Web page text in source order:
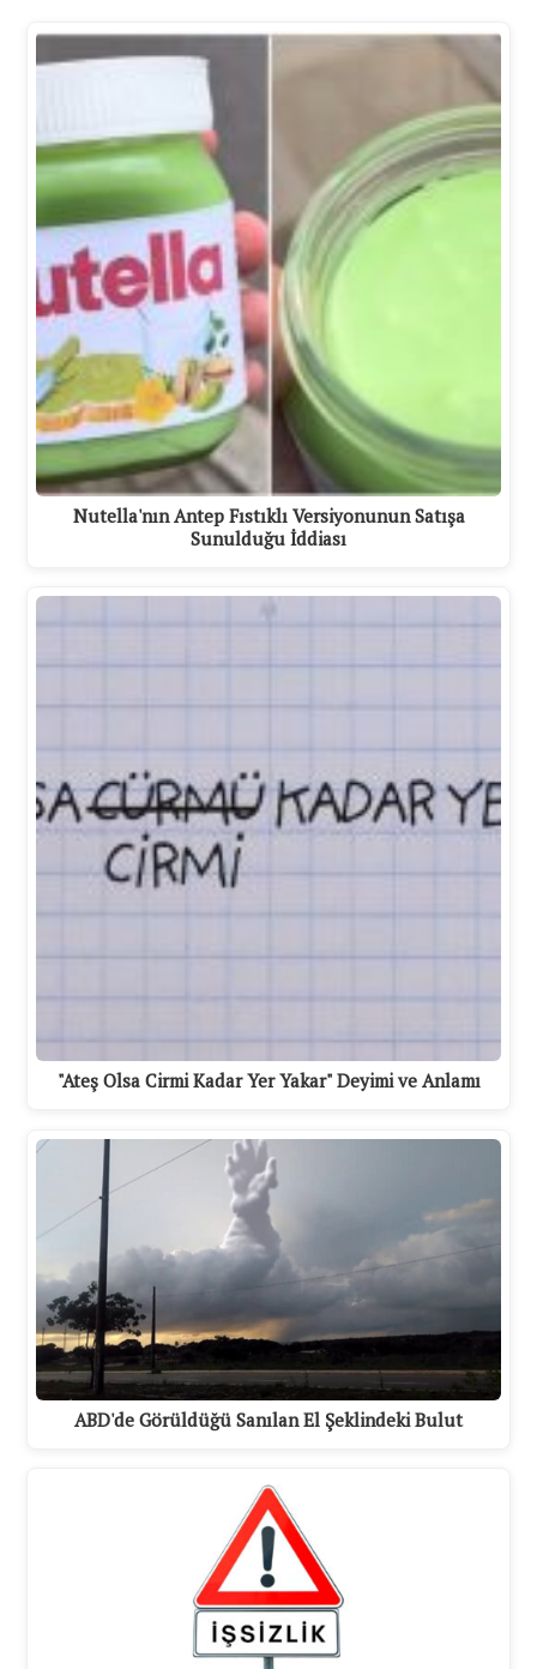
Nutella'nın Antep Fıstıklı Versiyonunun Satışa
Sunulduğu İddiası
"Ateş Olsa Cirmi Kadar Yer Yakar" Deyimi ve Anlamı
ABD'de Görüldüğü Sanılan El Şeklindeki Bulut